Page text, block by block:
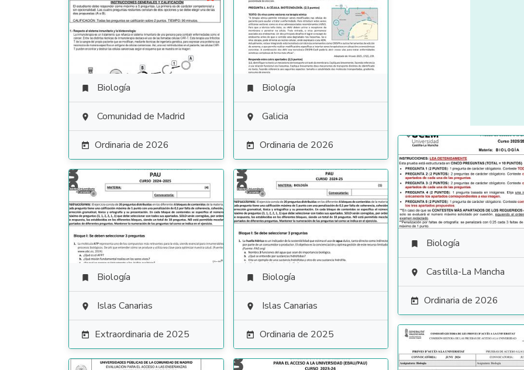
 Biología
 Comunidad de Madrid
 Ordinaria de 2026
 Biología
 Galicia
 Ordinaria de 2026
 Biología
 Castilla-La Mancha
 Ordinaria de 2026
 Biología
 Islas Canarias
 Extraordinaria de 2025
 Biología
 Islas Canarias
 Ordinaria de 2025